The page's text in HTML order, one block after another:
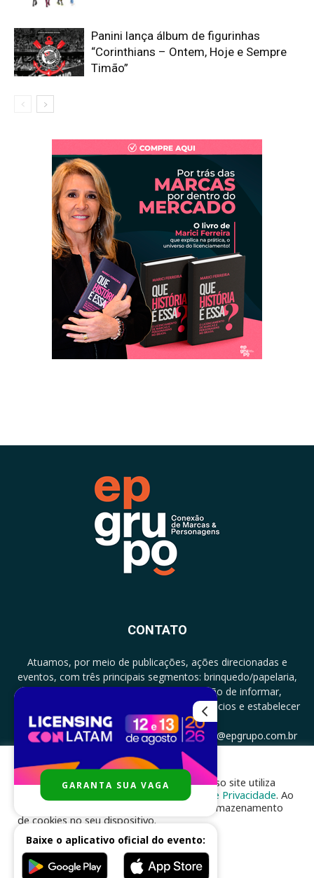
Panini lança álbum de figurinhas
“Corinthians – Ontem, Hoje e Sempre
Timão”
CONTATO
Atuamos, por meio de publicações, ações direcionadas e
eventos, com três principais segmentos: brinquedo/papelaria,
licenciamento e zero a três com a missão de informar,
documentar, proporcionar encontro de negócios e estabelecer
parcerias.
CONTATO: +5511994513097 - atendimento@epgrupo.com.br
SIGA-NOS
Para melhor experiência e navegação, nosso site utiliza
cookies, de acordo com a nossa
Política de Privacidade. Ao
clicar em “aceito”, você concorda com o armazenamento
de cookies no seu dispositivo.
ACEITAR
GARANTA SUA VAGA
Baixe o aplicativo oficial do evento: